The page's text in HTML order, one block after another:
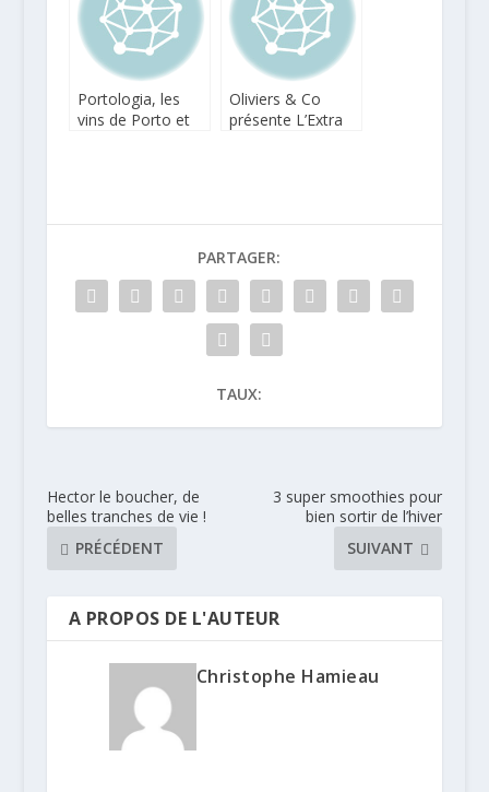
Portologia, les
vins de Porto et
Oliviers & Co
présente L’Extra
PARTAGER:
TAUX:
Hector le boucher, de
belles tranches de vie !
PRÉCÉDENT
3 super smoothies pour
bien sortir de l’hiver
SUIVANT
A PROPOS DE L'AUTEUR
Christophe Hamieau